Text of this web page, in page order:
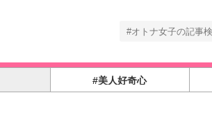
#美人好奇心